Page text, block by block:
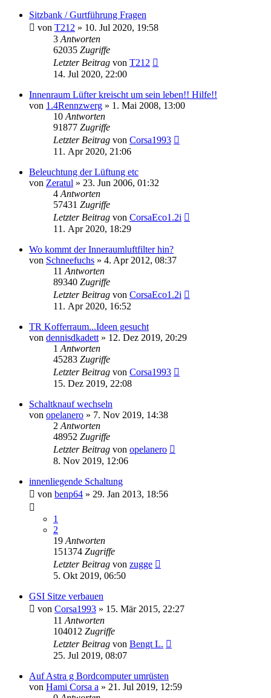
Sitzbank / Gurtführung Fragen
von T212 » 10. Jul 2020, 19:58
3 Antworten
62035 Zugriffe
Letzter Beitrag von T212
14. Jul 2020, 22:00
Innenraum Lüfter kreischt um sein leben!! Hilfe!!
von 1.4Rennzwerg » 1. Mai 2008, 13:00
10 Antworten
91877 Zugriffe
Letzter Beitrag von Corsa1993
11. Apr 2020, 21:06
Beleuchtung der Lüftung etc
von Zeratul » 23. Jun 2006, 01:32
4 Antworten
57431 Zugriffe
Letzter Beitrag von CorsaEco1.2i
11. Apr 2020, 18:29
Wo kommt der Inneraumluftfilter hin?
von Schneefuchs » 4. Apr 2012, 08:37
11 Antworten
89340 Zugriffe
Letzter Beitrag von CorsaEco1.2i
11. Apr 2020, 16:52
TR Kofferraum...Ideen gesucht
von dennisdkadett » 12. Dez 2019, 20:29
1 Antworten
45283 Zugriffe
Letzter Beitrag von Corsa1993
15. Dez 2019, 22:08
Schaltknauf wechseln
von opelanero » 7. Nov 2019, 14:38
2 Antworten
48952 Zugriffe
Letzter Beitrag von opelanero
8. Nov 2019, 12:06
innenliegende Schaltung
von benp64 » 29. Jan 2013, 18:56
1
2
19 Antworten
151374 Zugriffe
Letzter Beitrag von zugge
5. Okt 2019, 06:50
GSI Sitze verbauen
von Corsa1993 » 15. Mär 2015, 22:27
11 Antworten
104012 Zugriffe
Letzter Beitrag von Bengt L.
25. Jul 2019, 08:07
Auf Astra g Bordcomputer umrüsten
von Hami Corsa a » 21. Jul 2019, 12:59